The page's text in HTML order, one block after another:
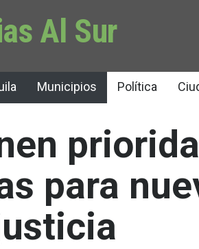
Al Sur
Municipios Política
para